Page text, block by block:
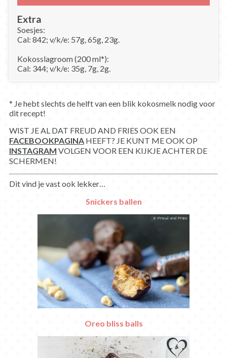
Extra
Soesjes:
Cal: 842; v/k/e: 57g, 65g, 23g.
Kokosslagroom (200 ml*):
Cal: 344; v/k/e: 35g, 7g, 2g.
* Je hebt slechts de helft van een blik kokosmelk nodig voor
dit recept!
WIST JE AL DAT FREUD AND FRIES OOK EEN
FACEBOOKPAGINAHEEFT? JE KUNT ME OOK OP
INSTAGRAM VOLGEN VOOR EEN KIJKJE ACHTER DE
SCHERMEN!
Dit vind je vast ook lekker…
Snickers ballen
Oreo bliss balls